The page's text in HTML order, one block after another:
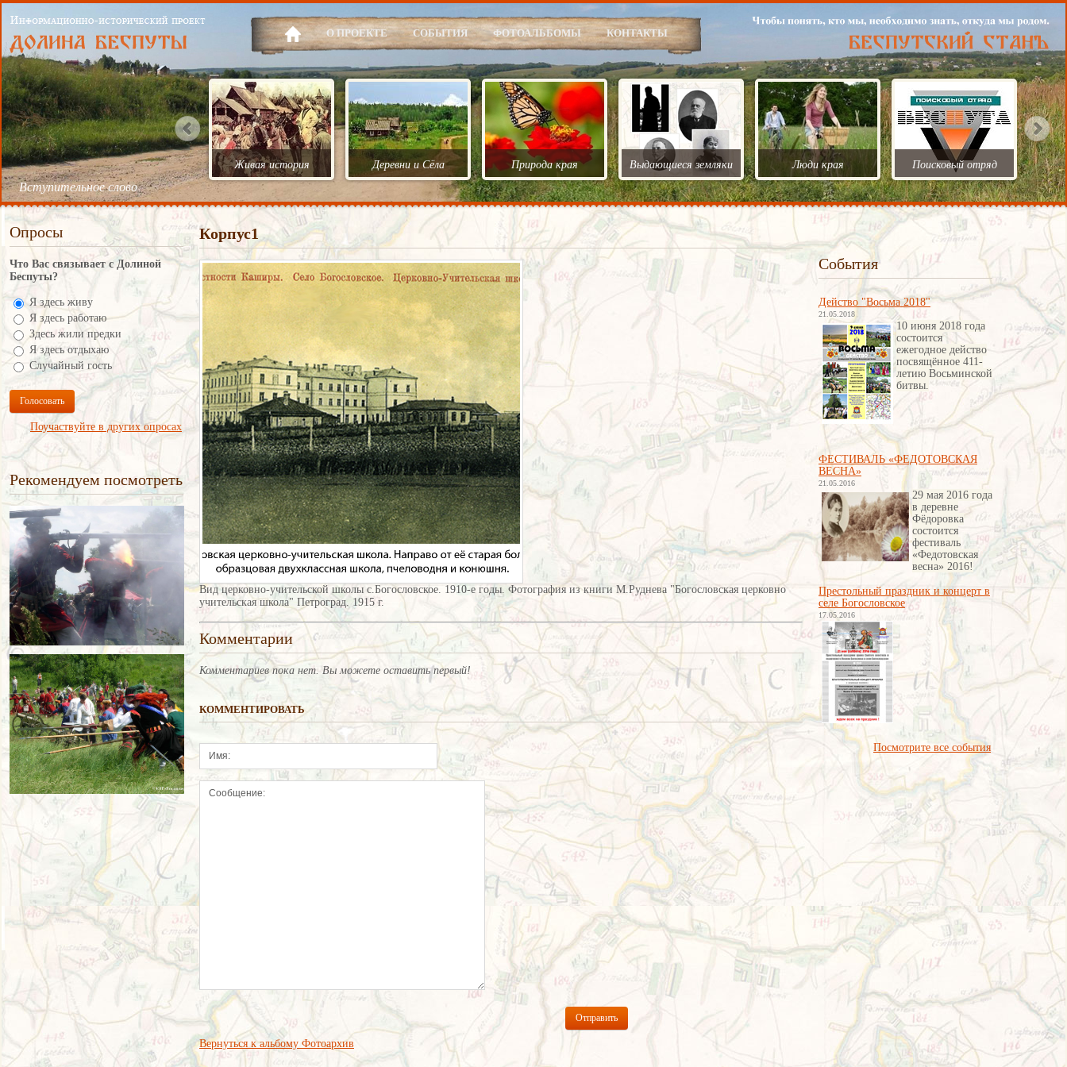
О ПРОЕКТЕ СОБЫТИЯ ФОТОАЛЬБОМЫ КОНТАКТЫ
Вступительное слово
Живая история Деревни и Сёла Природа края Выдающиеся земляки Люди края Поисковый отряд
Опросы
Что Вас связывает с Долиной
Беспуты?
Я здесь живу
Я здесь работаю
Здесь жили предки
Я здесь отдыхаю
Случайный гость
Голосовать
Поучаствуйте в других опросах
Рекомендуем посмотреть
Корпус1
Вид церковно-учительской школы с.Богословское. 1910-е годы. Фотография из книги М.Руднева "Богословская церковно
учительская школа" Петроград. 1915 г.
Комментарии
Комментариев пока нет. Вы можете оставить первый!
КОММЕНТИРОВАТЬ
Отправить
Вернуться к альбому Фотоархив
События
Действо "Восьма 2018"
21.05.2018
10 июня 2018 года
состоится
ежегодное действо
посвящённое 411-
летию Восьминской
битвы.
ФЕСТИВАЛЬ «ФЕДОТОВСКАЯ
ВЕСНА»
21.05.2016
29 мая 2016 года
в деревне
Фёдоровка
состоится
фестиваль
«Федотовская
весна» 2016!
Престольный праздник и концерт в
селе Богословское
17.05.2016
Посмотрите все события